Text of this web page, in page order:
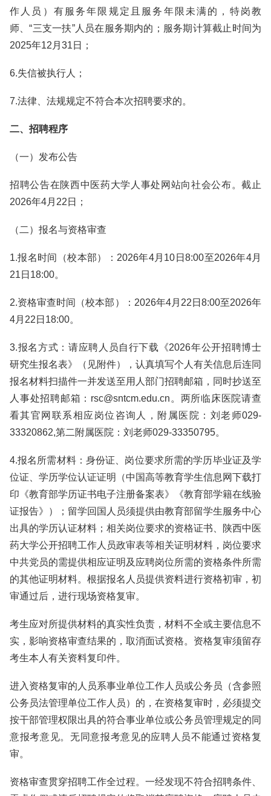
作人员）有服务年限规定且服务年限未满的，特岗教
师、“三支一扶”人员在服务期内的；服务期计算截止时间为
2025年12月31日；
6.失信被执行人；
7.法律、法规规定不符合本次招聘要求的。
二、招聘程序
（一）发布公告
招聘公告在陕西中医药大学人事处网站向社会公布。截止
2026年4月22日；
（二）报名与资格审查
1.报名时间（校本部）：2026年4月10日8:00至2026年4月
21日18:00。
2.资格审查时间（校本部）：2026年4月22日8:00至2026年
4月22日18:00。
3.报名方式：请应聘人员自行下载《2026年公开招聘博士
研究生报名表》（见附件），认真填写个人有关信息后连同
报名材料扫描件一并发送至用人部门招聘邮箱，同时抄送至
人事处招聘邮箱：rsc@sntcm.edu.cn。两所临床医院请查
看其官网联系相应岗位咨询人，附属医院：刘老师029-
33320862,第二附属医院：刘老师029-33350795。
4.报名所需材料：身份证、岗位要求所需的学历毕业证及学
位证、学历学位认证证明（中国高等教育学生信息网下载打
印《教育部学历证书电子注册备案表》《教育部学籍在线验
证报告》）；留学回国人员须提供由教育部留学生服务中心
出具的学历认证材料；相关岗位要求的资格证书、陕西中医
药大学公开招聘工作人员政审表等相关证明材料，岗位要求
中共党员的需提供相应证明及应聘岗位所需的资格条件所需
的其他证明材料。根据报名人员提供资料进行资格初审，初
审通过后，进行现场资格复审。
考生应对所提供材料的真实性负责，材料不全或主要信息不
实，影响资格审查结果的，取消面试资格。资格复审须留存
考生本人有关资料复印件。
进入资格复审的人员系事业单位工作人员或公务员（含参照
公务员法管理单位工作人员）的，在资格复审时，必须提交
按干部管理权限出具的符合事业单位或公务员管理规定的同
意报考意见。无同意报考意见的应聘人员不能通过资格复
审。
资格审查贯穿招聘工作全过程。一经发现不符合招聘条件、